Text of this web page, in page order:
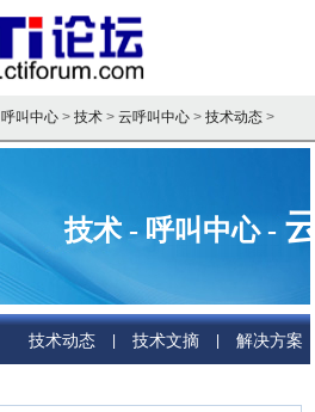
呼叫中心> 技术> 云呼叫中心> 技术动态>
技术 - 呼叫中心 -
技术动态 技术文摘 解决方案